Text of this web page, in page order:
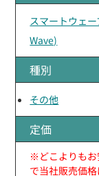
スマートウェ
Wave)
種別
その他
定価
※どこよりもお
で当社販売価